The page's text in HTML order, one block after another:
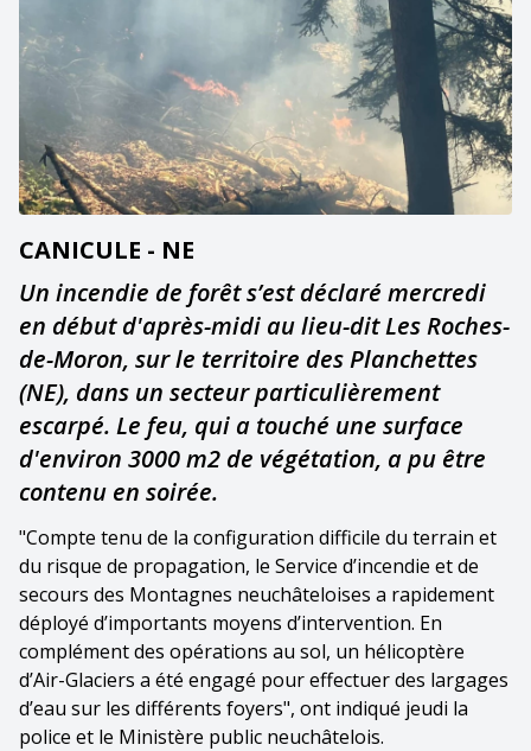
CANICULE - NE
Un incendie de forêt s’est déclaré mercredi
en début d'après-midi au lieu-dit Les Roches-
de-Moron, sur le territoire des Planchettes
(NE), dans un secteur particulièrement
escarpé. Le feu, qui a touché une surface
d'environ 3000 m2 de végétation, a pu être
contenu en soirée.
"Compte tenu de la configuration difficile du terrain et
du risque de propagation, le Service d’incendie et de
secours des Montagnes neuchâteloises a rapidement
déployé d’importants moyens d’intervention. En
complément des opérations au sol, un hélicoptère
d’Air-Glaciers a été engagé pour effectuer des largages
d’eau sur les différents foyers", ont indiqué jeudi la
police et le Ministère public neuchâtelois.